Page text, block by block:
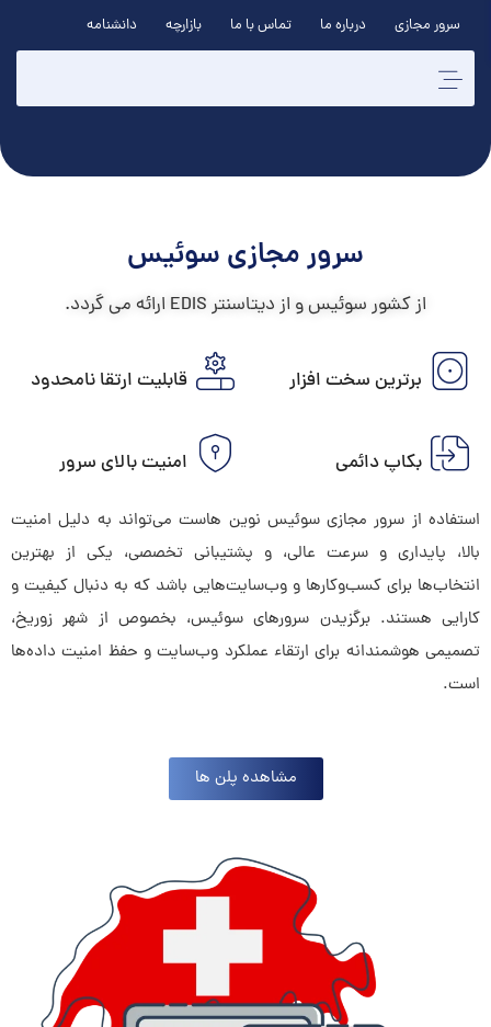
سرور مجازی درباره ما تماس با ما بازارچه دانشنامه
سرور مجازی سوئیس
از کشور سوئیس و از دیتاسنتر EDIS ارائه می گردد.
برترین سخت افزار قابلیت ارتقا نامحدود
بکاپ دائمی امنیت بالای سرور
استفاده از سرور مجازی سوئیس نوین هاست می‌تواند به دلیل امنیت
بالا، پایداری و سرعت عالی، و پشتیبانی تخصصی، یکی از بهترین
انتخاب‌ها برای کسب‌وکارها و وب‌سایت‌هایی باشد که به دنبال کیفیت و
کارایی هستند. برگزیدن سرورهای سوئیس، بخصوص از شهر زوریخ،
تصمیمی هوشمندانه برای ارتقاء عملکرد وب‌سایت‌ و حفظ امنیت داده‌ها
است.
مشاهده پلن ها